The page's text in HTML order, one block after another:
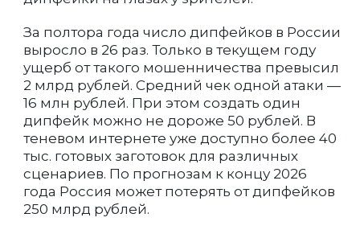
За полтора года число дипфейков в России
выросло в 26 раз. Только в текущем году
ущерб от такого мошенничества превысил
2 млрд рублей. Средний чек одной атаки —
16 млн рублей. При этом создать один
дипфейк можно не дороже 50 рублей. В
теневом интернете уже доступно более 40
тыс. готовых заготовок для различных
сценариев. По прогнозам к концу 2026
года Россия может потерять от дипфейков
250 млрд рублей.